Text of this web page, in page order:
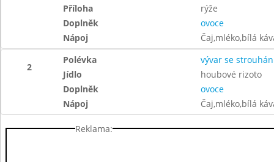
Příloha
rýže
Doplněk
ovoce
Nápoj
Čaj,mléko,bílá
2
Polévka
vývar se
Jídlo
houbové rizoto
Doplněk
ovoce
Nápoj
Čaj,mléko,bílá
Reklama: